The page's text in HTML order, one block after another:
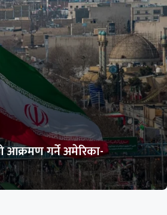
आक्रमण गर्ने अमेरिका-